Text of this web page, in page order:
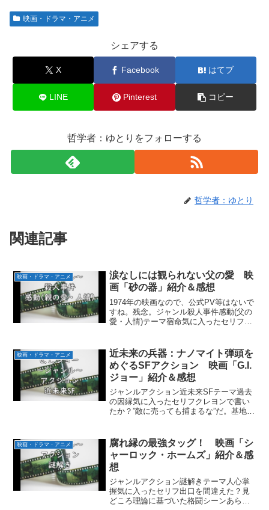
映画・ドラマ・アニメ
シェアする
X Facebook はてブ
LINE Pinterest コピー
哲学者：ゆとりをフォローする
哲学者：ゆとり
関連記事
映画・ドラマ・アニメ
涙なしには観られない父の愛 映
画「砂の器」紹介＆感想
1974年の映画なので、公式PV等はないで
すね。残念。ジャンル殺人事件感動(父の
愛・人情)テーマ宿命気に入ったセリフ
ろで蹴落とそうとしている者だってい
る。」「幸せなんて...
映画・ドラマ・アニメ
近未来の兵器：ナノマイト弾頭を
めぐるSFアクション 映画「G.I.
ジョー」紹介＆感想
ジャンルアクション近未来SFテーマ過去
の因縁気に入ったセリフクレヨンで書い
たか？”敵に売っても捕まるな”だ。基地に
ンパワースーツで車に轢かれるシーンパ
ワースーツでのチェ...
映画・ドラマ・アニメ
腐れ縁の最強タッグ！ 映画「シ
ャーロック・ホームズ」紹介＆感
想
ジャンルアクション謎解きテーマ人心掌
握気に入ったセリフ出口を間違えた？見
どころ理論に基づいた格闘シーンあらす